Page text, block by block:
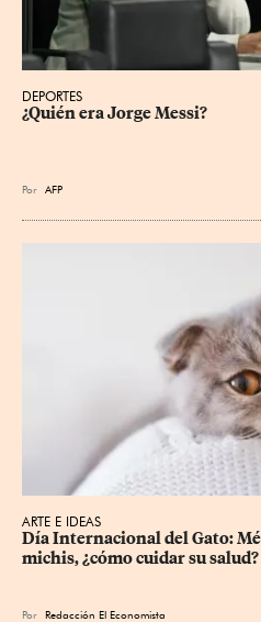
DEPORTES
¿Quién era Jorge Messi?
Por AFP
ARTE E IDEAS
Día Internacional del Gato:
michis, ¿cómo cuidar su salud?
Por Redacción El Economista